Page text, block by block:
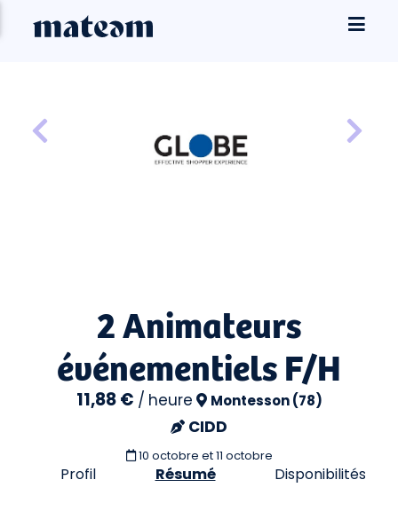
2 Animateurs
événementiels F/H
11,88 € / heure Montesson (78)
CIDD
10 octobre et 11 octobre
Profil Résumé Disponibilités